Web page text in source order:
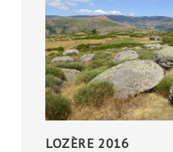
LOZÈRE 2016